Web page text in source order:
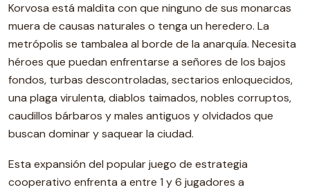
Korvosa está maldita con que ninguno de sus monarcas
muera de causas naturales o tenga un heredero. La
metrópolis se tambalea al borde de la anarquía. Necesita
héroes que puedan enfrentarse a señores de los bajos
fondos, turbas descontroladas, sectarios enloquecidos,
una plaga virulenta, diablos taimados, nobles corruptos,
caudillos bárbaros y males antiguos y olvidados que
buscan dominar y saquear la ciudad.
Esta expansión del popular juego de estrategia
cooperativo enfrenta a entre 1 y 6 jugadores a